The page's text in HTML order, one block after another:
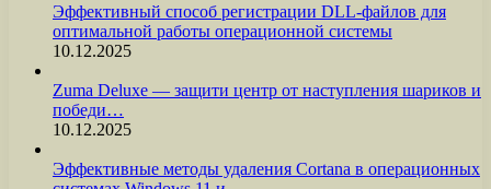
Эффективный способ регистрации DLL-файлов для
оптимальной работы операционной системы
10.12.2025
Zuma Deluxe — защити центр от наступления шариков и
победи…
10.12.2025
Эффективные методы удаления Cortana в операционных